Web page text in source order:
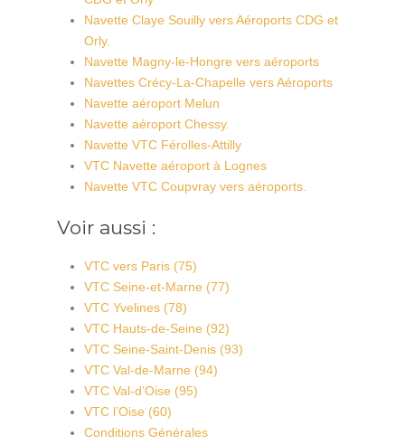
Navette Claye Souilly vers Aéroports CDG et
Orly.
Navette Magny-le-Hongre vers aéroports
Navettes Crécy-La-Chapelle vers Aéroports
Navette aéroport Melun
Navette aéroport Chessy.
Navette VTC Férolles-Attilly
VTC Navette aéroport à Lognes
Navette VTC Coupvray vers aéroports.
Voir aussi :
VTC vers Paris (75)
VTC Seine-et-Marne (77)
VTC Yvelines (78)
VTC Hauts-de-Seine (92)
VTC Seine-Saint-Denis (93)
VTC Val-de-Marne (94)
VTC Val-d’Oise (95)
VTC l’Oise (60)
Conditions Générales